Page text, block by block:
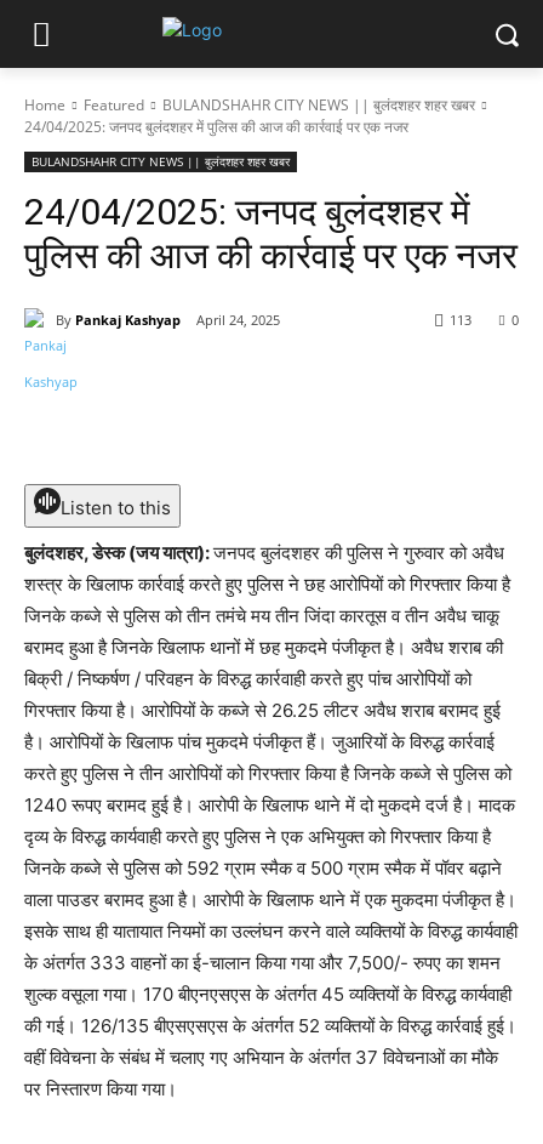
Home Featured
BULANDSHAHR CITY NEWS || बुलंदशहर शहर खबर
24/04/2025: जनपद बुलंदशहर में पुलिस की आज की कार्रवाई पर एक नजर
BULANDSHAHR CITY NEWS || बुलंदशहर शहर खबर
24/04/2025: जनपद बुलंदशहर में
पुलिस की आज की कार्रवाई पर एक नजर
By Pankaj Kashyap April 24, 2025 0
113
Listen to this
बुलंदशहर, डेस्क (जय यात्रा):जनपद बुलंदशहर की पुलिस ने गुरुवार को अवैध
शस्त्र के खिलाफ कार्रवाई करते हुए पुलिस ने छह आरोपियों को गिरफ्तार किया है
जिनके कब्जे से पुलिस को तीन तमंचे मय तीन जिंदा कारतूस व तीन अवैध चाकू
बरामद हुआ है जिनके खिलाफ थानों में छह मुकदमे पंजीकृत है। अवैध शराब की
बिक्री / निष्कर्षण / परिवहन के विरुद्ध कार्रवाही करते हुए पांच आरोपियों को
गिरफ्तार किया है। आरोपियों के कब्जे से 26.25 लीटर अवैध शराब बरामद हुई
है। आरोपियों के खिलाफ पांच मुकदमे पंजीकृत हैं। जुआरियों के विरुद्ध कार्रवाई
करते हुए पुलिस ने तीन आरोपियों को गिरफ्तार किया है जिनके कब्जे से पुलिस को
1240 रूपए बरामद हुई है। आरोपी के खिलाफ थाने में दो मुकदमे दर्ज है। मादक
दृव्य के विरुद्ध कार्यवाही करते हुए पुलिस ने एक अभियुक्त को गिरफ्तार किया है
जिनके कब्जे से पुलिस को 592 ग्राम स्मैक व 500 ग्राम स्मैक में पॉवर बढ़ाने
वाला पाउडर बरामद हुआ है। आरोपी के खिलाफ थाने में एक मुकदमा पंजीकृत है।
इसके साथ ही यातायात नियमों का उल्लंघन करने वाले व्यक्तियों के विरुद्ध कार्यवाही
के अंतर्गत 333 वाहनों का ई-चालान किया गया और 7,500/- रुपए का शमन
शुल्क वसूला गया। 170 बीएनएसएस के अंतर्गत 45 व्यक्तियों के विरुद्ध कार्यवाही
की गई। 126/135 बीएसएसएस के अंतर्गत 52 व्यक्तियों के विरुद्ध कार्रवाई हुई।
वहीं विवेचना के संबंध में चलाए गए अभियान के अंतर्गत 37 विवेचनाओं का मौके
पर निस्तारण किया गया।